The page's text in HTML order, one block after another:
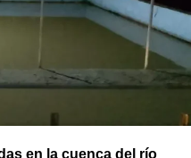
en la cuenca del río